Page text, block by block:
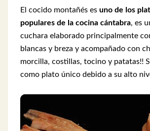
El cocido montañés es uno de los
populares de la cocina cántabra, es
cuchara elaborado principalmente
blancas y breza y acompañado con
morcilla, costillas, tocino y patatas!!
como plato único debido a su alto